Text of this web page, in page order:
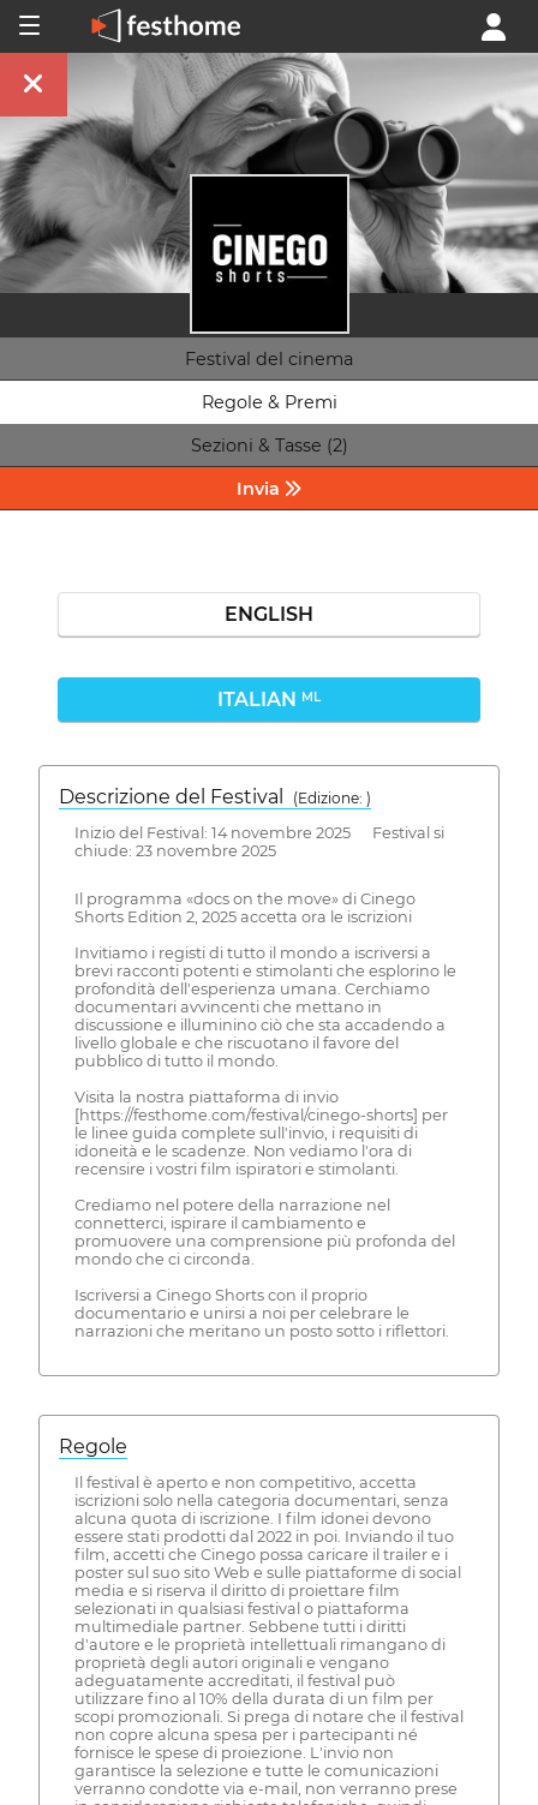
Festival del cinema
Regole & Premi
Sezioni & Tasse (2)
Invia
ENGLISH
ITALIAN ML
Descrizione del Festival
( Edizione: )
Inizio del Festival: 14 novembre 2025 Festival si
chiude: 23 novembre 2025
Il programma «docs on the move» di Cinego
Shorts Edition 2, 2025 accetta ora le iscrizioni
Invitiamo i registi di tutto il mondo a iscriversi a
brevi racconti potenti e stimolanti che esplorino le
profondità dell'esperienza umana. Cerchiamo
documentari avvincenti che mettano in
discussione e illuminino ciò che sta accadendo a
livello globale e che riscuotano il favore del
pubblico di tutto il mondo.
Visita la nostra piattaforma di invio
[https://festhome.com/festival/cinego-shorts] per
le linee guida complete sull'invio, i requisiti di
idoneità e le scadenze. Non vediamo l'ora di
recensire i vostri film ispiratori e stimolanti.
Crediamo nel potere della narrazione nel
connetterci, ispirare il cambiamento e
promuovere una comprensione più profonda del
mondo che ci circonda.
Iscriversi a Cinego Shorts con il proprio
documentario e unirsi a noi per celebrare le
narrazioni che meritano un posto sotto i riflettori.
Regole
Il festival è aperto e non competitivo, accetta
iscrizioni solo nella categoria documentari, senza
alcuna quota di iscrizione. I film idonei devono
essere stati prodotti dal 2022 in poi. Inviando il tuo
film, accetti che Cinego possa caricare il trailer e i
poster sul suo sito Web e sulle piattaforme di social
media e si riserva il diritto di proiettare film
selezionati in qualsiasi festival o piattaforma
multimediale partner. Sebbene tutti i diritti
d'autore e le proprietà intellettuali rimangano di
proprietà degli autori originali e vengano
adeguatamente accreditati, il festival può
utilizzare fino al 10% della durata di un film per
scopi promozionali. Si prega di notare che il festival
non copre alcuna spesa per i partecipanti né
fornisce le spese di proiezione. L'invio non
garantisce la selezione e tutte le comunicazioni
verranno condotte via e-mail, non verranno prese